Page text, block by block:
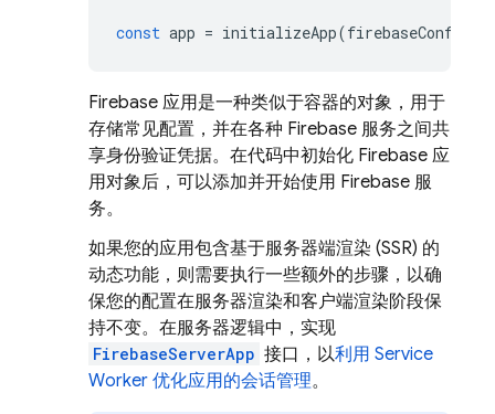
const app = initializeApp(firebaseConfig
Firebase 应用是一种类似于容器的对象，用于
存储常见配置，并在各种 Firebase 服务之间共
享身份验证凭据。在代码中初始化 Firebase 应
用对象后，可以添加并开始使用 Firebase 服
务。
如果您的应用包含基于服务器端渲染 (SSR) 的
动态功能，则需要执行一些额外的步骤，以确
保您的配置在服务器渲染和客户端渲染阶段保
持不变。在服务器逻辑中，实现
FirebaseServerApp 接口，以利用 Service
Worker 优化应用的会话管理。